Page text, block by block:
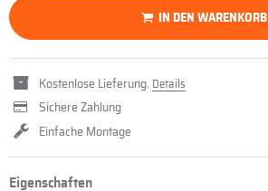
IN DEN WARENKORB
Kostenlose Lieferung. Details
Sichere Zahlung
Einfache Montage
Eigenschaften